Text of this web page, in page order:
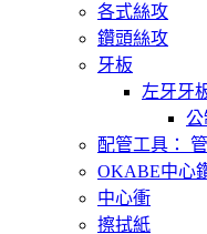
各式絲攻
鑽頭絲攻
牙板
左牙牙
公
配管工具：
OKABE中心
中心衝
擦拭紙